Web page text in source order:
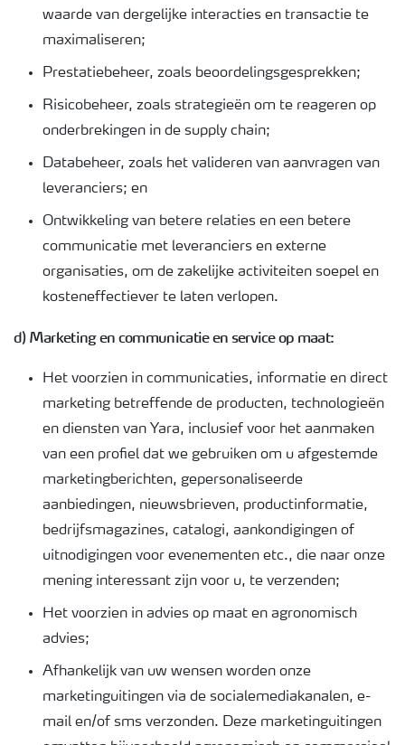
waarde van dergelijke interacties en transactie te
maximaliseren;
Prestatiebeheer, zoals beoordelingsgesprekken;
Risicobeheer, zoals strategieën om te reageren op
onderbrekingen in de supply chain;
Databeheer, zoals het valideren van aanvragen van
leveranciers; en
Ontwikkeling van betere relaties en een betere
communicatie met leveranciers en externe
organisaties, om de zakelijke activiteiten soepel en
kosteneffectiever te laten verlopen.
d) Marketing en communicatie en service op maat:
Het voorzien in communicaties, informatie en direct
marketing betreffende de producten, technologieën
en diensten van Yara, inclusief voor het aanmaken
van een profiel dat we gebruiken om u afgestemde
marketingberichten, gepersonaliseerde
aanbiedingen, nieuwsbrieven, productinformatie,
bedrijfsmagazines, catalogi, aankondigingen of
uitnodigingen voor evenementen etc., die naar onze
mening interessant zijn voor u, te verzenden;
Het voorzien in advies op maat en agronomisch
advies;
Afhankelijk van uw wensen worden onze
marketinguitingen via de socialemediakanalen, e-
mail en/of sms verzonden. Deze marketinguitingen